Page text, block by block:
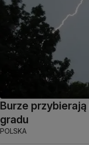
Burze
gradu
POLSKA